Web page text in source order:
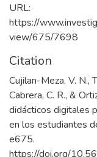
URL:
https://
view/675/7698
Citation
Cujilan-Meza, V. N.,
Cabrera, C. R., &
didácticos digitales
en los estudiantes
e675.
https://doi.org/